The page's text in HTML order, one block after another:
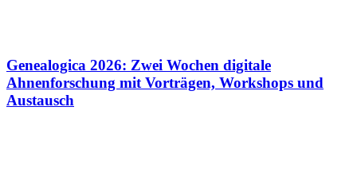
Genealogica 2026: Zwei Wochen digitale
Ahnenforschung mit Vorträgen, Workshops und
Austausch